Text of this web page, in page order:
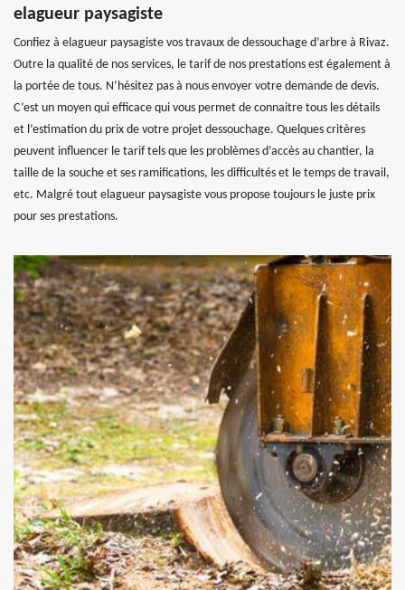
elagueur paysagiste
Confiez à elagueur paysagiste vos travaux de dessouchage d’arbre à Rivaz.
Outre la qualité de nos services, le tarif de nos prestations est également à
la portée de tous. N’hésitez pas à nous envoyer votre demande de devis.
C’est un moyen qui efficace qui vous permet de connaitre tous les détails
et l’estimation du prix de votre projet dessouchage. Quelques critères
peuvent influencer le tarif tels que les problèmes d’accès au chantier, la
taille de la souche et ses ramifications, les difficultés et le temps de travail,
etc. Malgré tout elagueur paysagiste vous propose toujours le juste prix
pour ses prestations.